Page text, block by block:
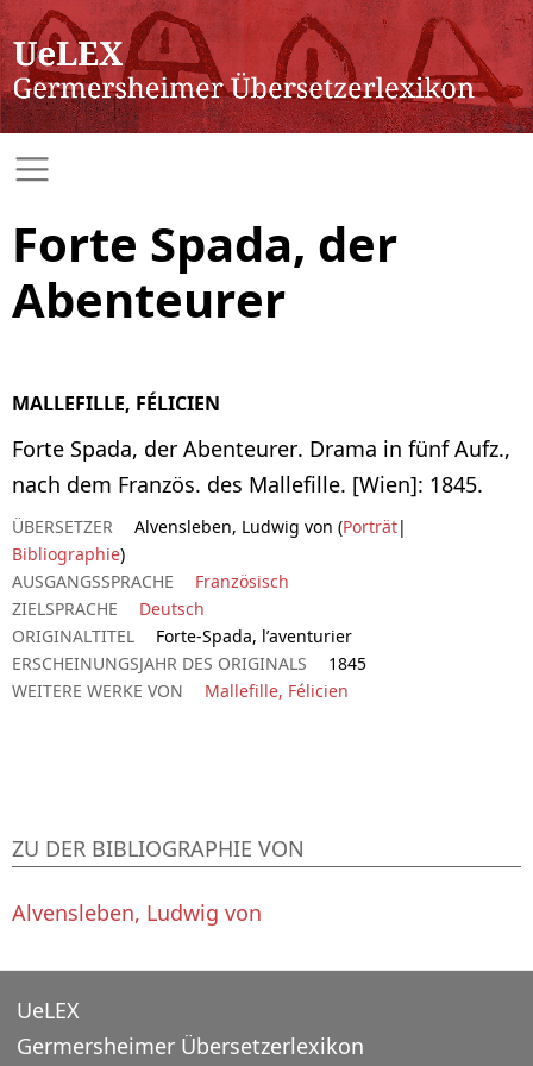
Forte Spada, der
Abenteurer
MALLEFILLE, FÉLICIEN
Forte Spada, der Abenteurer. Drama in fünf Aufz.,
nach dem Französ. des Mallefille. [Wien]: 1845.
ÜBERSETZER Alvensleben, Ludwig von (Porträt|
Bibliographie)
AUSGANGSSPRACHE
Französisch
ZIELSPRACHE
Deutsch
ORIGINALTITEL
Forte-Spada, l’aventurier
ERSCHEINUNGSJAHR DES ORIGINALS
1845
WEITERE WERKE VON
Mallefille, Félicien
ZU DER BIBLIOGRAPHIE VON
Alvensleben, Ludwig von
UeLEX
Germersheimer Übersetzerlexikon